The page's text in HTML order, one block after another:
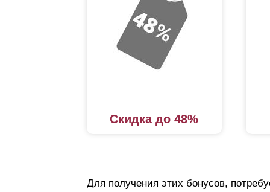
Скидка до 48%
Для получения этих бонусов,